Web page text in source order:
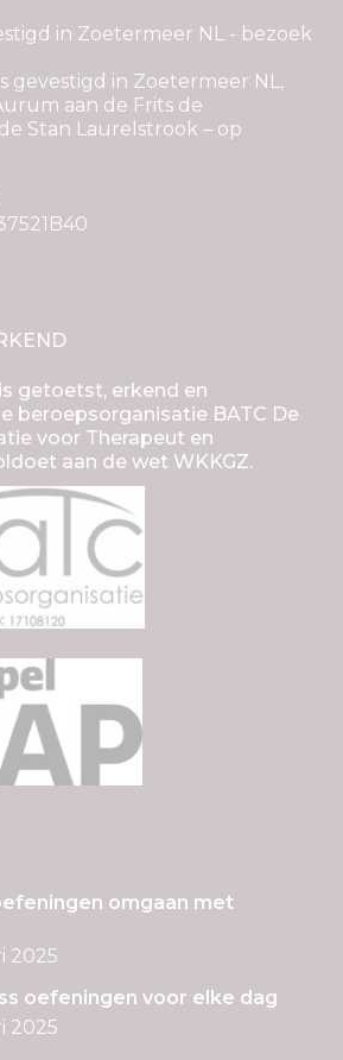
in Zoetermeer NL - bezoek
gevestigd in Zoetermeer NL,
aan de Frits de
Stan Laurelstrook – op
is getoetst, erkend en
beroepsorganisatie BATC De
voor Therapeut en
aan de wet WKKGZ.
omgaan met
2025
oefeningen voor elke dag
2025